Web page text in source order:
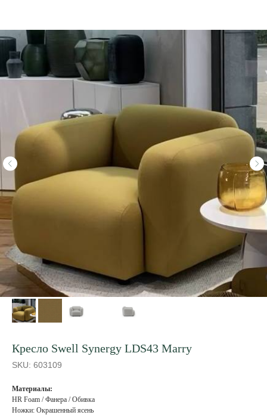
Кресло Swell Synergy LDS43 Marry
SKU: 603109
Материалы:
HR Foam / Фанера / Обивка
Ножки: Окрашенный ясень